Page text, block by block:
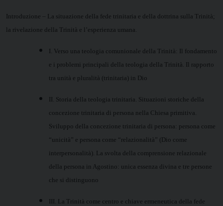
Introduzione – La situazione della fede trinitaria e della dottrina sulla Trinità;
la rivelazione della Trinità e l’esperienza umana.
I. Verso una teologia comunionale della Trinità: Il fondamento
e i problemi principali della teologia della Trinità. Il rapporto
tra unità e pluralità (trinitaria) in Dio
II. Storia della teologia trinitaria. Situazioni storiche della
concezione trinitaria di persona nella Chiesa primitiva.
Sviluppo della concezione trinitaria di persona: persona come
“unicità” e persona come “relazionalità” (Dio come
interpersonalità). La svolta della comprensione relazionale
della persona in Agostino: unica essenza divina e tre persone
che si distinguono
III. La Trinità come centro e chiave ermeneutica della fede